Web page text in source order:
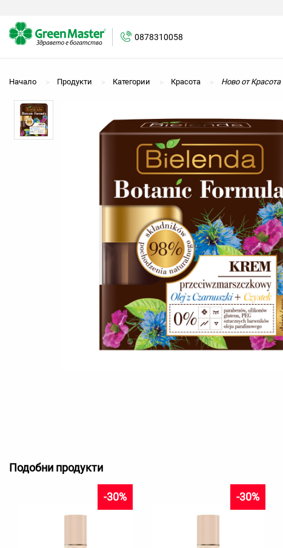
0878310058
Начало Продукти Категории Красота Ново от Красота
Подобни продукти
-30% -30%